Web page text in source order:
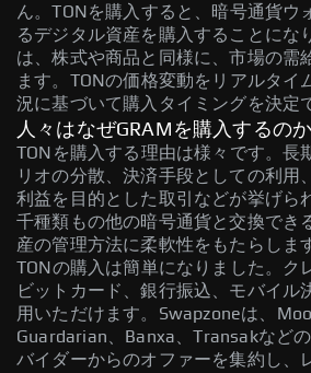
ん。TONを購入すると、暗号通貨ウ
るデジタル資産を購入することにな
は、株式や商品と同様に、市場の需
ます。TONの価格変動をリアルタイ
況に基づいて購入タイミングを決定
人々はなぜGRAMを購入するのか
TONを購入する理由は様々です。長
リオの分散、決済手段としての利用
利益を目的とした取引などが挙げら
千種類もの他の暗号通貨と交換でき
産の管理方法に柔軟性をもたらしま
TONの購入は簡単になりました。ク
ビットカード、銀行振込、モバイル
用いただけます。Swapzoneは、
Guardarian、Banxa、Transakなど
バイダーからのオファーを集約し、